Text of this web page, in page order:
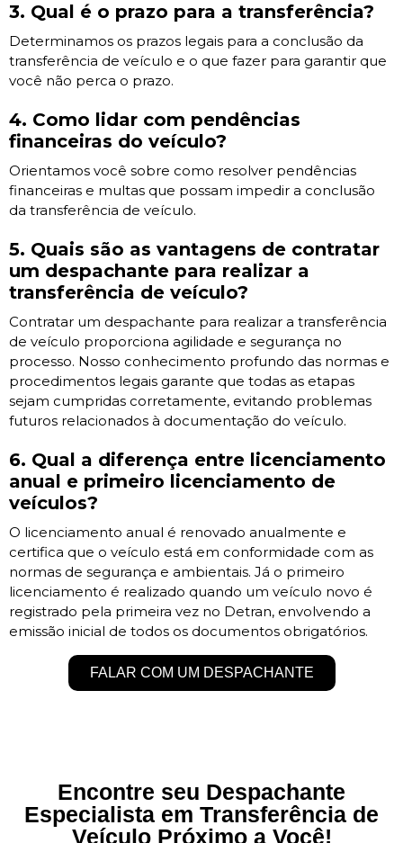
3. Qual é o prazo para a transferência?
Determinamos os prazos legais para a conclusão da
transferência de veículo e o que fazer para garantir que
você não perca o prazo.
4. Como lidar com pendências
financeiras do veículo?
Orientamos você sobre como resolver pendências
financeiras e multas que possam impedir a conclusão
da transferência de veículo.
5. Quais são as vantagens de contratar
um despachante para realizar a
transferência de veículo?
Contratar um despachante para realizar a transferência
de veículo proporciona agilidade e segurança no
processo. Nosso conhecimento profundo das normas e
procedimentos legais garante que todas as etapas
sejam cumpridas corretamente, evitando problemas
futuros relacionados à documentação do veículo.
6. Qual a diferença entre licenciamento
anual e primeiro licenciamento de
veículos?
O licenciamento anual é renovado anualmente e
certifica que o veículo está em conformidade com as
normas de segurança e ambientais. Já o primeiro
licenciamento é realizado quando um veículo novo é
registrado pela primeira vez no Detran, envolvendo a
emissão inicial de todos os documentos obrigatórios.
FALAR COM UM DESPACHANTE
Encontre seu Despachante
Especialista em Transferência de
Veículo Próximo a Você!